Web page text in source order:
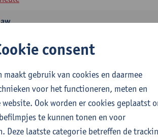
Communication Skills
de Vijver Courtney Marsh-Rosseel
consent
maakt gebruik van cookies en daarmee
voor het functioneren, meten en
Ook worden er cookies geplaatst
te kunnen tonen en voor
Deze laatste categorie betreffen de